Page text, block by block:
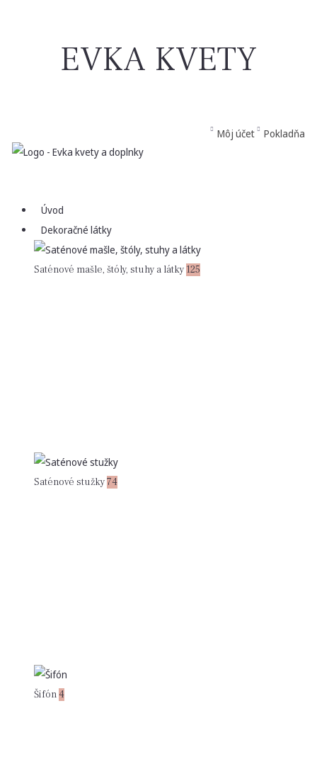
EVKA KVETY
Môj účet Pokladňa
Úvod
Dekoračné látky
Saténové mašle, štóly, stuhy a látky 125
Saténové stužky74
Šifón 4